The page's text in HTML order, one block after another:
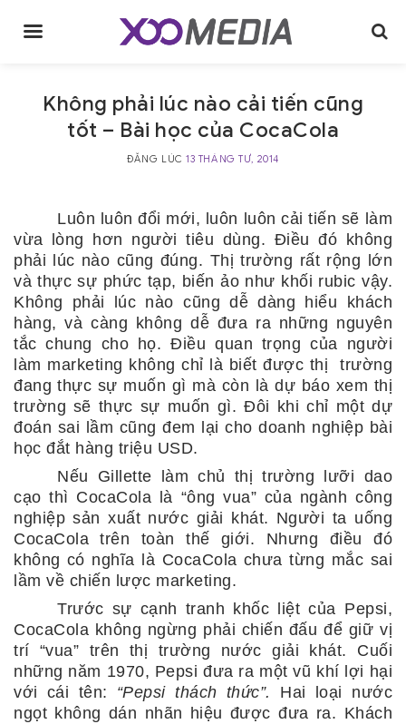
Không phải lúc nào cải tiến cũng
tốt – Bài học của CocaCola
ĐĂNG LÚC13 THÁNG TƯ, 2014
Luôn luôn đổi mới, luôn luôn cải tiến sẽ làm
vừa lòng hơn người tiêu dùng. Điều đó không
phải lúc nào cũng đúng. Thị trường rất rộng lớn
và thực sự phức tạp, biến ảo như khối rubic vậy.
Không phải lúc nào cũng dễ dàng hiểu khách
hàng, và càng không dễ đưa ra những nguyên
tắc chung cho họ. Điều quan trọng của người
làm marketing không chỉ là biết được thị trường
đang thực sự muốn gì mà còn là dự báo xem thị
trường sẽ thực sự muốn gì. Đôi khi chỉ một dự
đoán sai lầm cũng đem lại cho doanh nghiệp bài
học đắt hàng triệu USD.
Nếu Gillette làm chủ thị trường lưỡi dao
cạo thì CocaCola là “ông vua” của ngành công
nghiệp sản xuất nước giải khát. Người ta uống
CocaCola trên toàn thế giới. Nhưng điều đó
không có nghĩa là CocaCola chưa từng mắc sai
lầm về chiến lược marketing.
Trước sự cạnh tranh khốc liệt của Pepsi,
CocaCola không ngừng phải chiến đấu để giữ vị
trí “vua” trên thị trường nước giải khát. Cuối
những năm 1970, Pepsi đưa ra một vũ khí lợi hại
với cái tên: “Pepsi thách thức”. Hai loại nước
ngọt không dán nhãn hiệu được đưa ra. Khách